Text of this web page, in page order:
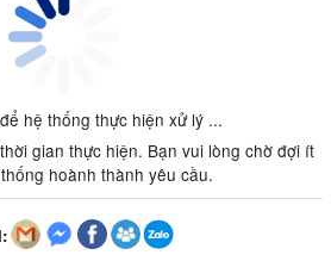
hệ thống thực hiện xử lý ...
gian thực hiện. Bạn vui lòng chờ đợi ít
hoành thành yêu cầu.